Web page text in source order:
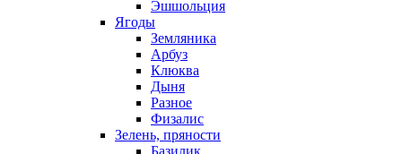
Эшшольция
Ягоды
Земляника
Арбуз
Клюква
Дыня
Разное
Физалис
Зелень, пряности